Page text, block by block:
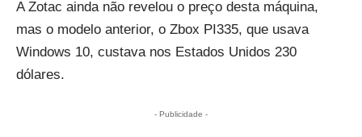
A Zotac ainda não revelou o preço desta máquina,
mas o modelo anterior, o Zbox PI335, que usava
Windows 10, custava nos Estados Unidos 230
dólares.
- Publicidade -